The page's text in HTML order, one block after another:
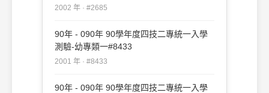
2002 年 · #2685
90年 - 090年 90學年度四技二專統一入學
測驗-幼專類一#8433
2001 年 · #8433
90年 - 090年 90學年度四技二專統一入學